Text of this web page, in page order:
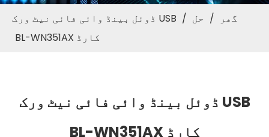
گھر / حل /
USB ڈوئل بینڈ وائی فائی نیٹ ورک
کارڈ BL-WN351AX
USB ڈوئل بینڈ وائی فائی نیٹ ورک
کارڈ BL-WN351AX